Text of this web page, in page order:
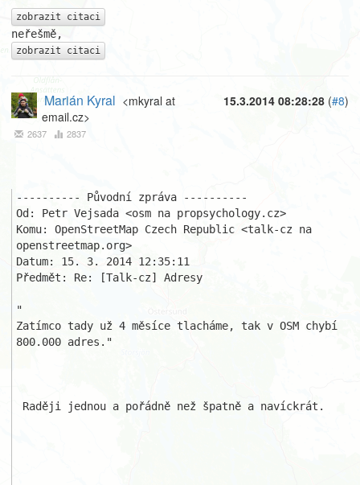
zobrazit citaci
zobrazit citaci
15.3.2014 08:28:28 (#8)
Marián Kyral <mkyral at
email.cz>
2637 2837
---------- Původní zpráva ----------
Od: Petr Vejsada <osm na propsychology.cz>
Komu: OpenStreetMap Czech Republic <talk-cz na
openstreetmap.org>
Datum: 15. 3. 2014 12:35:11
Předmět: Re: [Talk-cz] Adresy
"
Zatímco tady už 4 měsíce tlacháme, tak v OSM chybí
800.000 adres."
Raději jednou a pořádně než špatně a navíckrát.